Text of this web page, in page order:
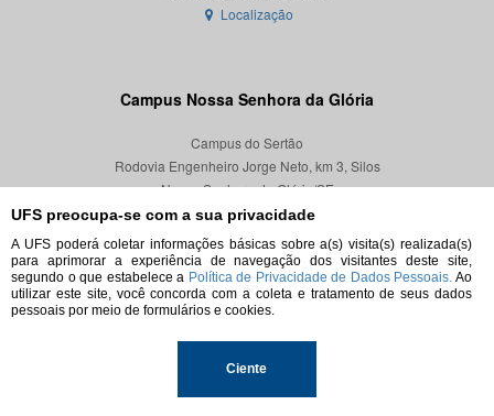
UFS preocupa-se com a sua privacidade
A UFS poderá coletar informações básicas sobre a(s) visita(s) realizada(s)
para aprimorar a experiência de navegação dos visitantes deste site,
segundo o que estabelece a Política de Privacidade de Dados Pessoais. Ao
utilizar este site, você concorda com a coleta e tratamento de seus dados
pessoais por meio de formulários e cookies.
Ciente
Localização
Campus Nossa Senhora da Glória
Campus do Sertão
Rodovia Engenheiro Jorge Neto, km 3, Silos
Nossa Senhora da Glória/SE
CEP 49680-000
Localização
© 2026. Todos os direitos reservados.
Universidade Federal de Sergipe.